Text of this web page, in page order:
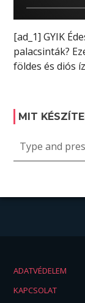
[ad_1] GYIK
palacsinták?
földes és diós
MIT
ADATVÉDELEM
KAPCSOLAT